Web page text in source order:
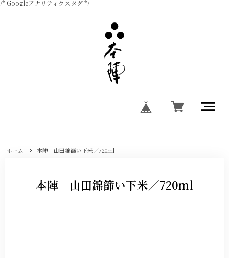
/* Googleアナリティクスタグ */
ホーム 本陣 山田錦篩い下米／720ml
本陣 山田錦篩い下米／720ml